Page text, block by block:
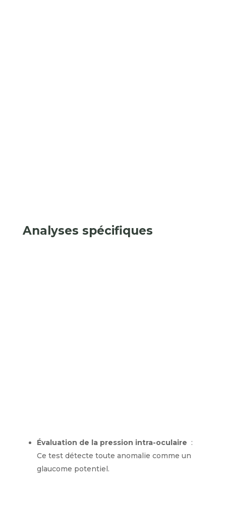
Analyses spécifiques
Évaluation de la pression intra-oculaire :
Ce test détecte toute anomalie comme un
glaucome potentiel.